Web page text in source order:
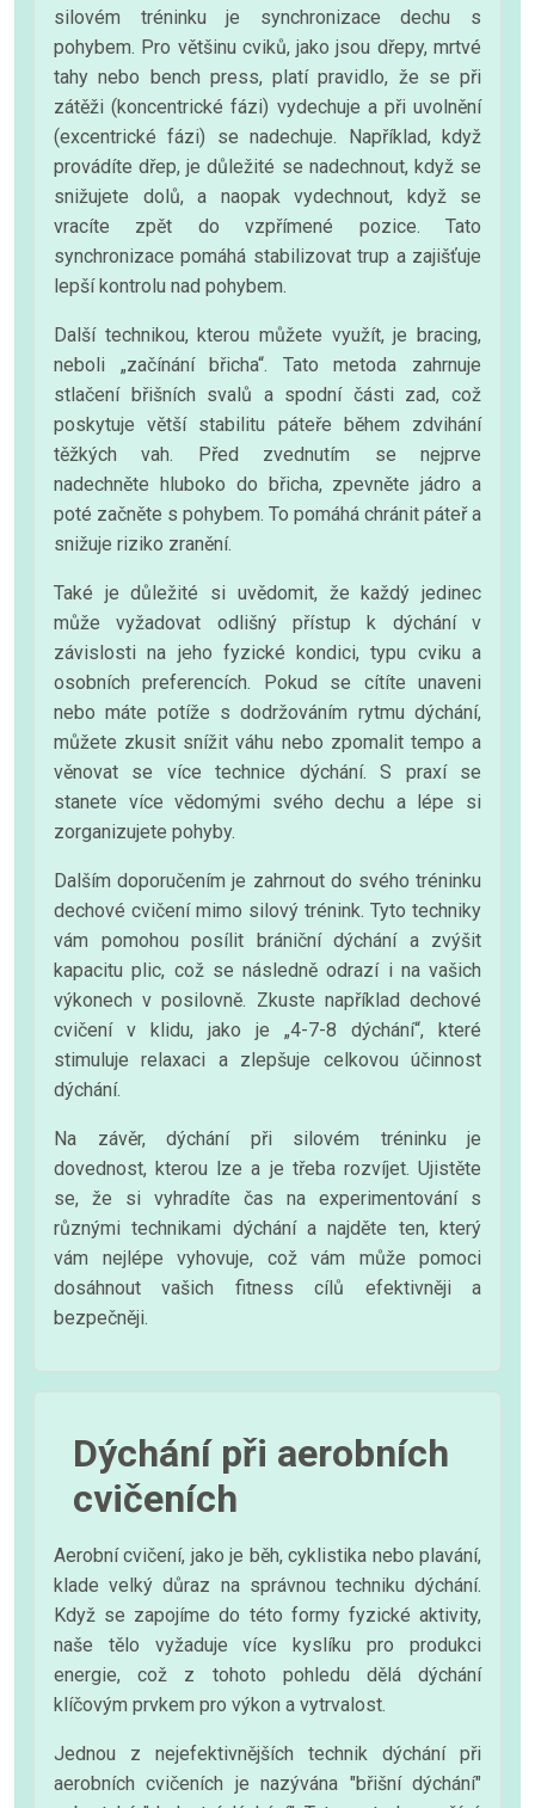
silovém tréninku je synchronizace dechu s
pohybem. Pro většinu cviků, jako jsou dřepy, mrtvé
tahy nebo bench press, platí pravidlo, že se při
zátěži (koncentrické fázi) vydechuje a při uvolnění
(excentrické fázi) se nadechuje. Například, když
provádíte dřep, je důležité se nadechnout, když se
snižujete dolů, a naopak vydechnout, když se
vracíte zpět do vzpřímené pozice. Tato
synchronizace pomáhá stabilizovat trup a zajišťuje
lepší kontrolu nad pohybem.
Další technikou, kterou můžete využít, je bracing,
neboli „začínání břicha“. Tato metoda zahrnuje
stlačení břišních svalů a spodní části zad, což
poskytuje větší stabilitu páteře během zdvihání
těžkých vah. Před zvednutím se nejprve
nadechněte hluboko do břicha, zpevněte jádro a
poté začněte s pohybem. To pomáhá chránit páteř a
snižuje riziko zranění.
Také je důležité si uvědomit, že každý jedinec
může vyžadovat odlišný přístup k dýchání v
závislosti na jeho fyzické kondici, typu cviku a
osobních preferencích. Pokud se cítíte unaveni
nebo máte potíže s dodržováním rytmu dýchání,
můžete zkusit snížit váhu nebo zpomalit tempo a
věnovat se více technice dýchání. S praxí se
stanete více vědomými svého dechu a lépe si
zorganizujete pohyby.
Dalším doporučením je zahrnout do svého tréninku
dechové cvičení mimo silový trénink. Tyto techniky
vám pomohou posílit brániční dýchání a zvýšit
kapacitu plic, což se následně odrazí i na vašich
výkonech v posilovně. Zkuste například dechové
cvičení v klidu, jako je „4-7-8 dýchání“, které
stimuluje relaxaci a zlepšuje celkovou účinnost
dýchání.
Na závěr, dýchání při silovém tréninku je
dovednost, kterou lze a je třeba rozvíjet. Ujistěte
se, že si vyhradíte čas na experimentování s
různými technikami dýchání a najděte ten, který
vám nejlépe vyhovuje, což vám může pomoci
dosáhnout vašich fitness cílů efektivněji a
bezpečněji.
Dýchání při aerobních
cvičeních
Aerobní cvičení, jako je běh, cyklistika nebo plavání,
klade velký důraz na správnou techniku dýchání.
Když se zapojíme do této formy fyzické aktivity,
naše tělo vyžaduje více kyslíku pro produkci
energie, což z tohoto pohledu dělá dýchání
klíčovým prvkem pro výkon a vytrvalost.
Jednou z nejefektivnějších technik dýchání při
aerobních cvičeních je nazývána "břišní dýchání"